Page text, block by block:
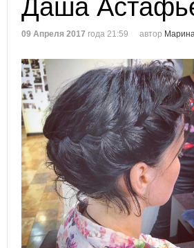
Даша
09 Апреля 2017 года 21:59 автор